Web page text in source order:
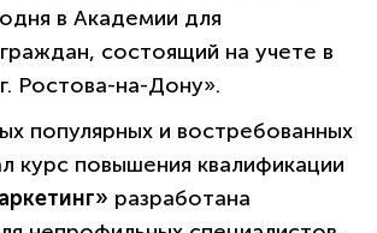
в Академии для
состоящий на учете в
Ростова-на-Дону».
популярных и востребованных
курс повышения квалификации
разработана